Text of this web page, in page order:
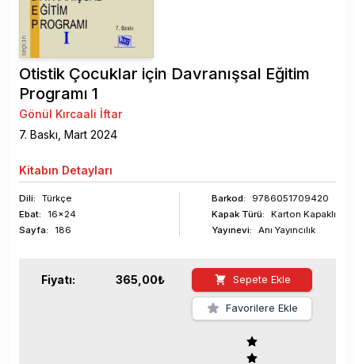
Otistik Çocuklar için Davranışsal Eğitim
Programı 1
Gönül Kırcaali İftar
7. Baskı, Mart 2024
Kitabın Detayları
Dili:
Türkçe
Ebat:
16x24
Sayfa: 186
Barkod:
9786051709420
Kapak Türü:
Karton Kapaklı
Yayınevi:
Anı Yayıncılık
Fiyatı: 365,00₺ Sepete Ekle
Favorilere Ekle